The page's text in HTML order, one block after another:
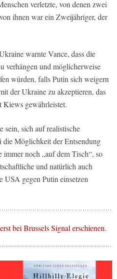
verletzte, von denen zwei
ihnen war ein Zweijähriger, der
warnte Vance, dass die
verhängen und möglicherweise
würden, falls Putin sich weigern
der Ukraine zu akzeptieren, das
gewährleistet.
sein, sich auf realistische
die Möglichkeit der Entsendung
noch „auf dem Tisch“, so
und natürlich auch
gegen Putin einsetzen
bei Brussels Signal erschienen.